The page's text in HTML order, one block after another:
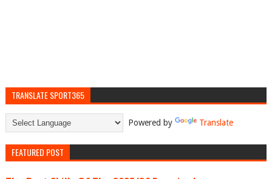
TRANSLATE SPORT365
Powered by Translate
FEATURED POST